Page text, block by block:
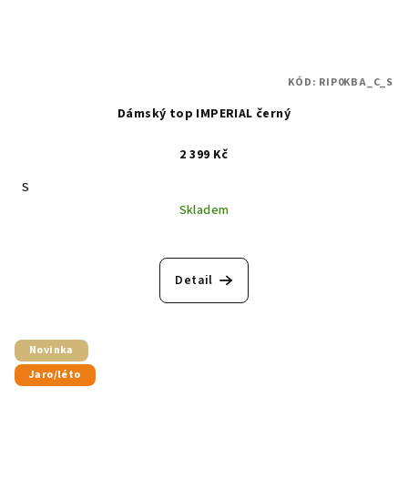
Dámský top IMPERIAL černý
2 399 Kč
S
Skladem
Detail
KÓD: RIP0KBA_C_S
Novinka
Jaro/léto